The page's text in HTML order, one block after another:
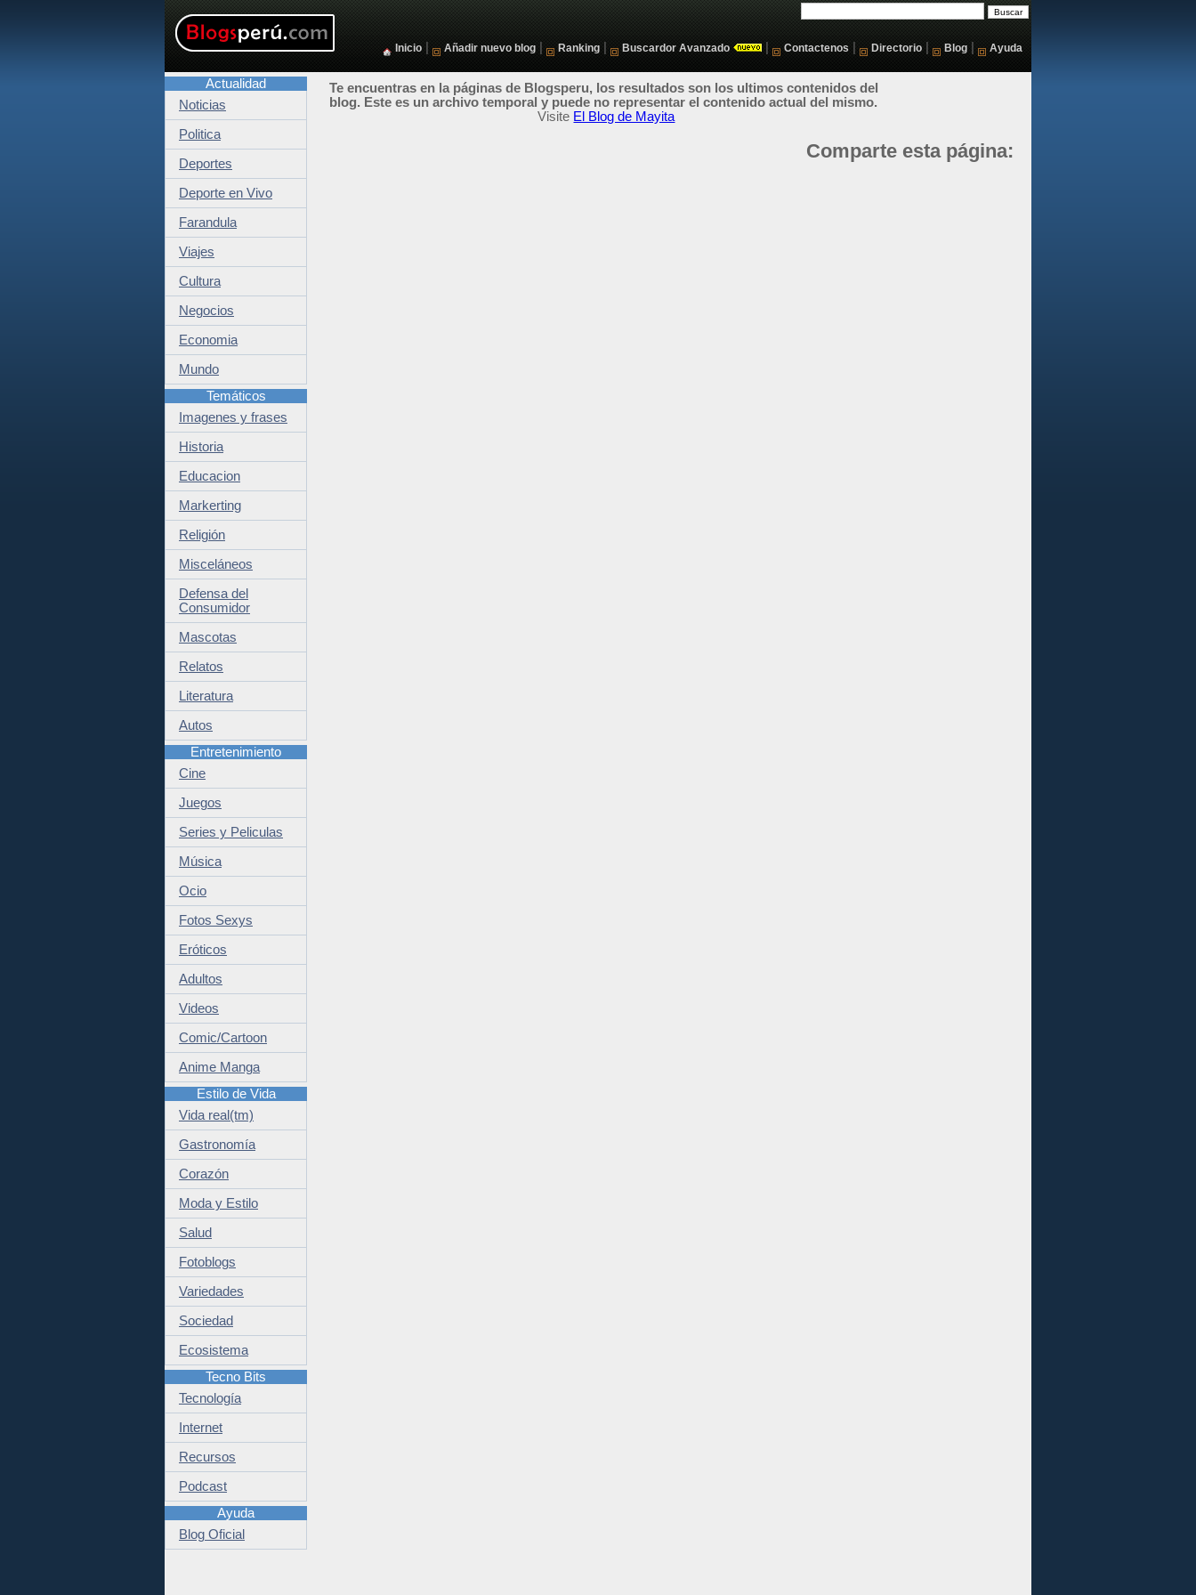
Inicio Añadir nuevo blog Ranking Buscardor Avanzado Contactenos Directorio Blog Ayuda
Te encuentras en la páginas de Blogsperu, los resultados son los ultimos contenidos del
blog. Este es un archivo temporal y puede no representar el contenido actual del mismo.
Visite El Blog de Mayita
Comparte esta página:
Actualidad
Noticias
Politica
Deportes
Deporte en Vivo
Farandula
Viajes
Cultura
Negocios
Economia
Mundo
Temáticos
Imagenes y frases
Historia
Educacion
Markerting
Religión
Misceláneos
Defensa del
Consumidor
Mascotas
Relatos
Literatura
Autos
Entretenimiento
Cine
Juegos
Series y Peliculas
Música
Ocio
Fotos Sexys
Eróticos
Adultos
Videos
Comic/Cartoon
Anime Manga
Estilo de Vida
Vida real(tm)
Gastronomía
Corazón
Moda y Estilo
Salud
Fotoblogs
Variedades
Sociedad
Ecosistema
Tecno Bits
Tecnología
Internet
Recursos
Podcast
Ayuda
Blog Oficial